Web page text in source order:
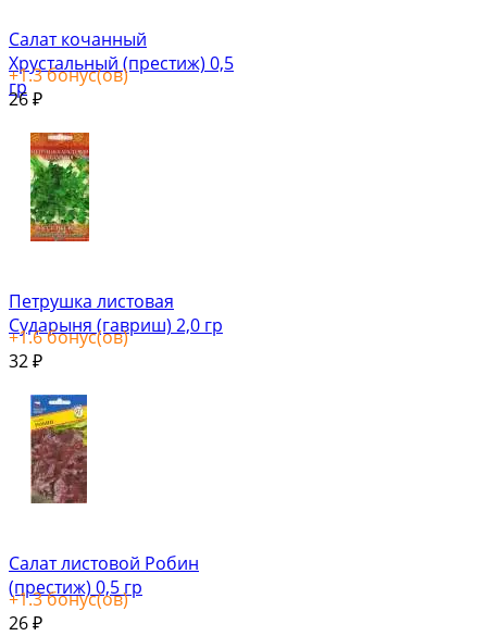
Салат кочанный
Хрустальный (престиж) 0,5
гр
+1.3бонус(ов)
26 ₽
Петрушка листовая
Сударыня (гавриш) 2,0 гр
+1.6бонус(ов)
32 ₽
Салат листовой Робин
(престиж) 0,5 гр
+1.3бонус(ов)
26 ₽